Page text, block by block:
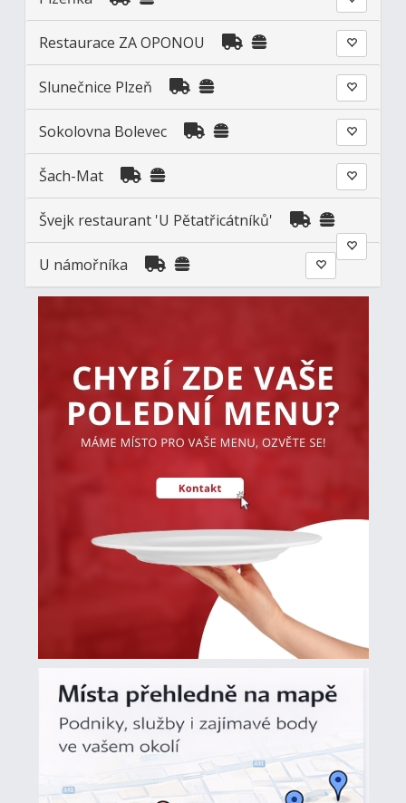
Restaurace ZA OPONOU
Slunečnice Plzeň
Sokolovna Bolevec
Šach-Mat
Švejk restaurant 'U Pětatřicátníků'
U námořníka